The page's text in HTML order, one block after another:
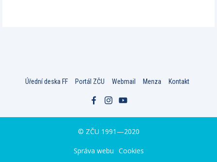
Úřední deska FF Portál ZČU Webmail Menza Kontakt
© ZČU 1991—2020
Správa webu Cookies